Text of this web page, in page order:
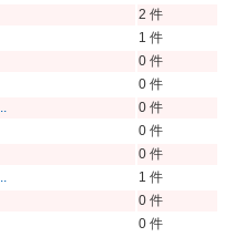
2 件
1 件
0 件
0 件
0 件
0 件
0 件
1 件
0 件
0 件